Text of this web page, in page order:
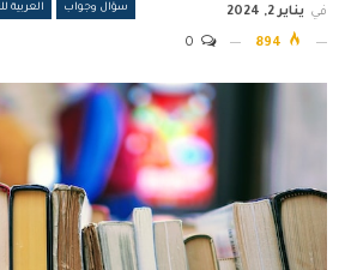
سؤال وجواب العربية في يناير 2, 2024